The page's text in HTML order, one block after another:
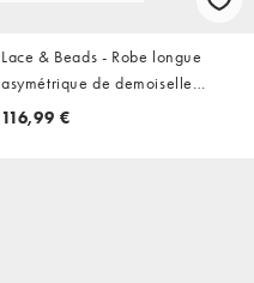
Lace & Beads - Robe longue
asymétrique de demoiselle
d'honneur en tulle avec taille
116,99 €